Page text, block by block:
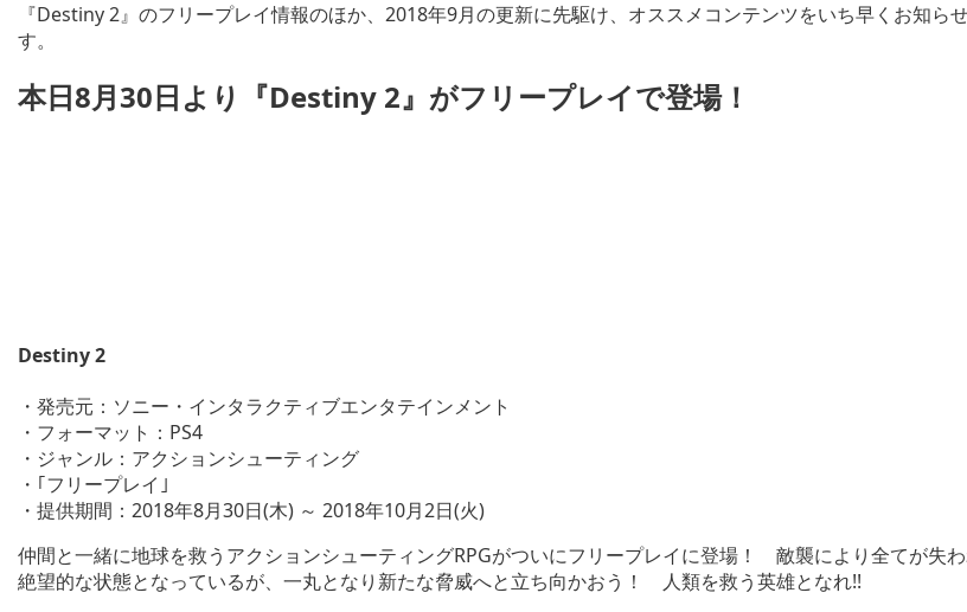
『Destiny 2』のフリープレイ情報のほか、2018年9月の更新に先駆け、オススメコンテンツをいち早くお知ら
す。
本日8月30日より『Destiny 2』がフリープレイで登場！
Destiny 2
・発売元：ソニー・インタラクティブエンタテインメント
・フォーマット：PS4
・ジャンル：アクションシューティング
・｢フリープレイ｣
・提供期間：2018年8月30日(木) ～ 2018年10月2日(火)
仲間と一緒に地球を救うアクションシューティングRPGがついにフリープレイに登場！ 敵襲により全てが失わ
絶望的な状態となっているが、一丸となり新たな脅威へと立ち向かおう！ 人類を救う英雄となれ!!